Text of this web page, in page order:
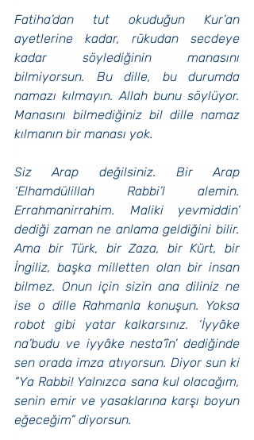
Fatiha’dan tut okuduğun Kur’an
ayetlerine kadar, rükudan secdeye
kadar söylediğinin manasını
bilmiyorsun. Bu dille, bu durumda
namazı kılmayın. Allah bunu söylüyor.
Manasını bilmediğiniz bil dille namaz
kılmanın bir manası yok.
Siz Arap değilsiniz. Bir Arap
‘Elhamdülillah Rabbi’l alemin.
Errahmanirrahim. Maliki yevmiddin’
dediği zaman ne anlama geldiğini bilir.
Ama bir Türk, bir Zaza, bir Kürt, bir
İngiliz, başka milletten olan bir insan
bilmez. Onun için sizin ana diliniz ne
ise o dille Rahmanla konuşun. Yoksa
robot gibi yatar kalkarsınız. ‘İyyâke
na’budu ve iyyâke nesta’în’ dediğinde
sen orada imza atıyorsun. Diyor sun ki
“Ya Rabbi! Yalnızca sana kul olacağım,
senin emir ve yasaklarına karşı boyun
eğeceğim” diyorsun.